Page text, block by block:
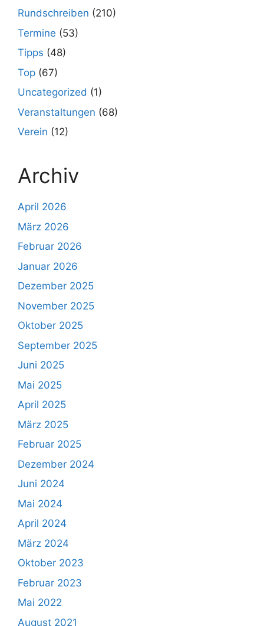
Rundschreiben (210)
Termine (53)
Tipps (48)
Top (67)
Uncategorized (1)
Veranstaltungen (68)
Verein (12)
Archiv
April 2026
März 2026
Februar 2026
Januar 2026
Dezember 2025
November 2025
Oktober 2025
September 2025
Juni 2025
Mai 2025
April 2025
März 2025
Februar 2025
Dezember 2024
Juni 2024
Mai 2024
April 2024
März 2024
Oktober 2023
Februar 2023
Mai 2022
August 2021